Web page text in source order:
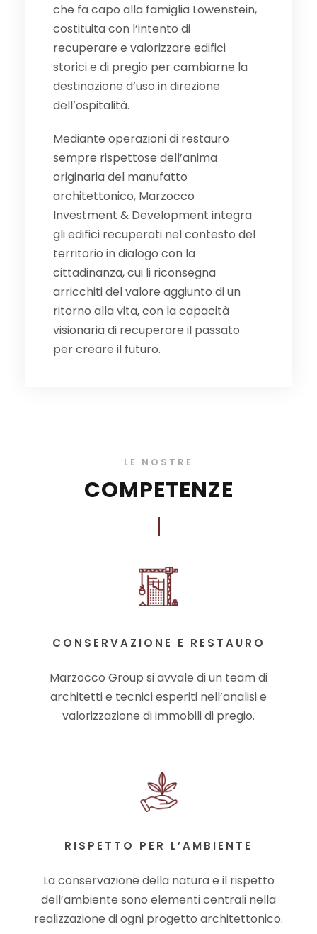
che fa capo alla famiglia Lowenstein,
costituita con l’intento di
recuperare e valorizzare edifici
storici e di pregio per cambiarne la
destinazione d’uso in direzione
dell’ospitalità.
Mediante operazioni di restauro
sempre rispettose dell’anima
originaria del manufatto
architettonico, Marzocco
Investment & Development integra
gli edifici recuperati nel contesto del
territorio in dialogo con la
cittadinanza, cui li riconsegna
arricchiti del valore aggiunto di un
ritorno alla vita, con la capacità
visionaria di recuperare il passato
per creare il futuro.
LE NOSTRE
COMPETENZE
CONSERVAZIONE E RESTAURO
Marzocco Group si avvale di un team di
architetti e tecnici esperiti nell’analisi e
valorizzazione di immobili di pregio.
RISPETTO PER L’AMBIENTE
La conservazione della natura e il rispetto
dell’ambiente sono elementi centrali nella
realizzazione di ogni progetto architettonico.